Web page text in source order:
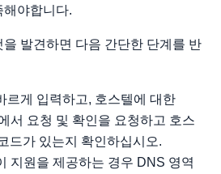
해야합니다.
발견하면 다음 간단한 단계를 반
르게 입력하고, 호스텔에 대한
서 요청 및 확인을 요청하고 호스
드가 있는지 확인하십시오.
지원을 제공하는 경우 DNS 영역